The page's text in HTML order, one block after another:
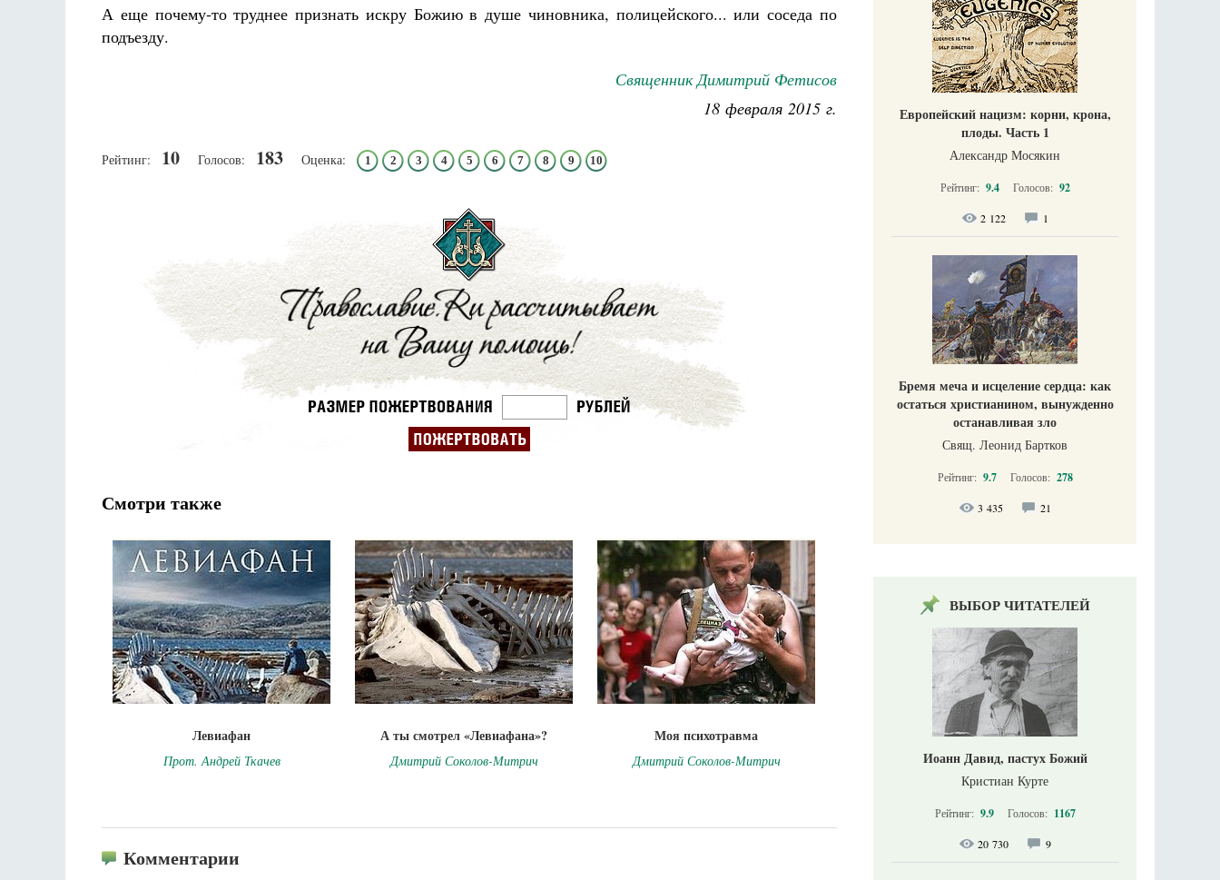
А еще почему-то труднее признать искру Божию в душе чиновника, полицейского... или соседа по
подъезду.
Священник Димитрий Фетисов
18 февраля 2015 г.
Рейтинг: 10 Голосов: 183 Оценка: 1 2 3 4 5 6 7 8 9 10
Смотри также
Левиафан
Прот. Андрей Ткачев
А ты смотрел «Левиафана»?
Дмитрий Соколов-Митрич
Моя психотравма
Дмитрий Соколов-Митрич
Комментарии
Европейский нацизм: корни, крона,
плоды. Часть 1
Александр Мосякин
Рейтинг: 9.4 Голосов: 92
2 122 1
Бремя меча и исцеление сердца: как
остаться христианином, вынужденно
останавливая зло
Свящ. Леонид Бартков
Рейтинг: 9.7 Голосов: 278
3 435 21
ВЫБОР ЧИТАТЕЛЕЙ
Иоанн Давид, пастух Божий
Кристиан Курте
Рейтинг: 9.9 Голосов: 1167
20 730 9